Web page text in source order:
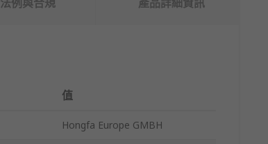
值
Hongfa Europe GMBH